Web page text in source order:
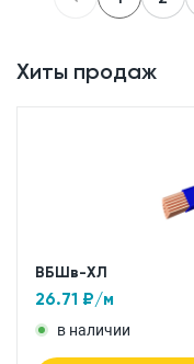
Хиты продаж
ВБШв-ХЛ
26.71 ₽/м
в наличии